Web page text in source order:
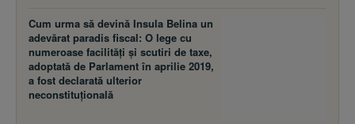
Cum urma să devină Insula Belina un
adevărat paradis fiscal: O lege cu
numeroase facilităţi şi scutiri de taxe,
adoptată de Parlament în aprilie 2019,
a fost declarată ulterior
neconstituţională